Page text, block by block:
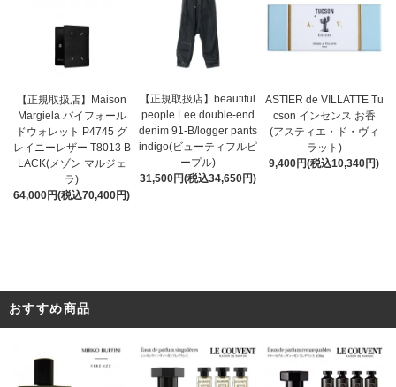
【正規取扱店】Maison
Margiela バイフォール
ドウォレット P4745 グ
レイニーレザー T8013 B
LACK(メゾン マルジェ
ラ)
64,000円(税込70,400円)
【正規取扱店】beautiful
people Lee double-end
denim 91-B/logger pants
indigo(ビューティフルピ
ープル)
31,500円(税込34,650円)
ASTIER de VILLATTE Tu
cson インセンス お香
(アスティエ・ド・ヴィ
ラット)
9,400円(税込10,340円)
おすすめ商品